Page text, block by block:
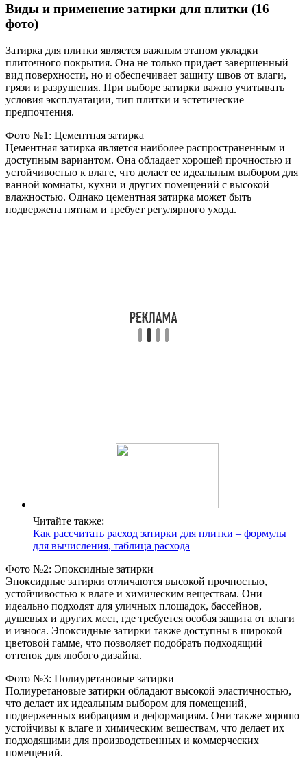
Виды и применение затирки для плитки (16
фото)
Затирка для плитки является важным этапом укладки
плиточного покрытия. Она не только придает завершенный
вид поверхности, но и обеспечивает защиту швов от влаги,
грязи и разрушения. При выборе затирки важно учитывать
условия эксплуатации, тип плитки и эстетические
предпочтения.
Фото №1: Цементная затирка
Цементная затирка является наиболее распространенным и
доступным вариантом. Она обладает хорошей прочностью и
устойчивостью к влаге, что делает ее идеальным выбором для
ванной комнаты, кухни и других помещений с высокой
влажностью. Однако цементная затирка может быть
подвержена пятнам и требует регулярного ухода.
Читайте также:
Как рассчитать расход затирки для плитки – формулы
для вычисления, таблица расхода
Фото №2: Эпоксидные затирки
Эпоксидные затирки отличаются высокой прочностью,
устойчивостью к влаге и химическим веществам. Они
идеально подходят для уличных площадок, бассейнов,
душевых и других мест, где требуется особая защита от влаги
и износа. Эпоксидные затирки также доступны в широкой
цветовой гамме, что позволяет подобрать подходящий
оттенок для любого дизайна.
Фото №3: Полиуретановые затирки
Полиуретановые затирки обладают высокой эластичностью,
что делает их идеальным выбором для помещений,
подверженных вибрациям и деформациям. Они также хорошо
устойчивы к влаге и химическим веществам, что делает их
подходящими для производственных и коммерческих
помещений.